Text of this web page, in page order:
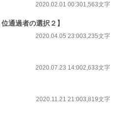
2020.02.01 00:301,563文字
通過者の選択２】
2020.04.05 23:003,235文字
2020.07.23 14:002,633文字
2020.11.21 21:003,819文字